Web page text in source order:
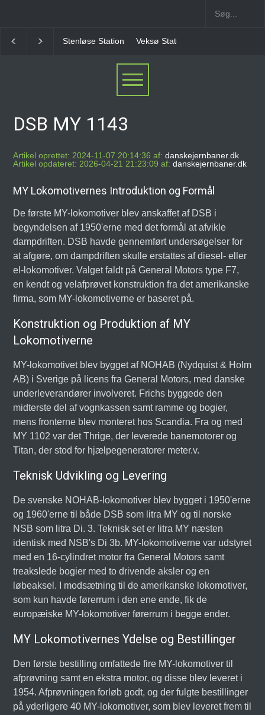
Stenløse Station Veksø Station
DSB MY 1143
Artikel oprettet: 2024-11-07 20:14:36 af: danskejernbaner.dk
Artikel opdateret: 2026-04-21 21:23:09 af: danskejernbaner.dk
MY Lokomotivernes Introduktion og Formål
De første MY-lokomotiver blev anskaffet af DSB i
begyndelsen af 1950'erne med det formål at afvikle
dampdriften. DSB havde gennemført undersøgelser for
at afgøre, om dampdriften skulle erstattes af diesel- eller
el-lokomotiver. Valget faldt på General Motors type F7,
en kendt og velafprøvet konstruktion fra det amerikanske
firma, som MY-lokomotiverne er baseret på.
Konstruktion og Produktion af MY
Lokomotiverne
MY-lokomotivet blev bygget af NOHAB (Nydquist & Holm
AB) i Sverige på licens fra General Motors, med danske
underleverandører involveret. Frichs byggede den
midterste del af vognkassen samt ramme og bogier,
mens fronterne blev monteret hos Scandia. Fra og med
MY 1102 var det Thrige, der leverede banemotorer og
Titan, der stod for hjælpegeneratorer meter.v.
Teknisk Udvikling og Levering
De svenske NOHAB-lokomotiver blev bygget i 1950'erne
og 1960'erne til både DSB som litra MY og til norske
NSB som litra Di. 3. Teknisk set er litra MY næsten
identisk med NSB's Di 3b. MY-lokomotiverne var udstyret
med en 16-cylindret motor fra General Motors samt
treakslede bogier med to drivende aksler og en
løbeaksel. I modsætning til de amerikanske lokomotiver,
som kun havde førerrum i den ene ende, fik de
europæiske MY-lokomotiver førerrum i begge ender.
MY Lokomotivernes Ydelse og Bestillinger
Den første bestilling omfattede fire MY-lokomotiver til
afprøvning samt en ekstra motor, og disse blev leveret i
1954. Afprøvningen forløb godt, og der fulgte bestillinger
på yderligere 40 MY-lokomotiver, som blev leveret frem til